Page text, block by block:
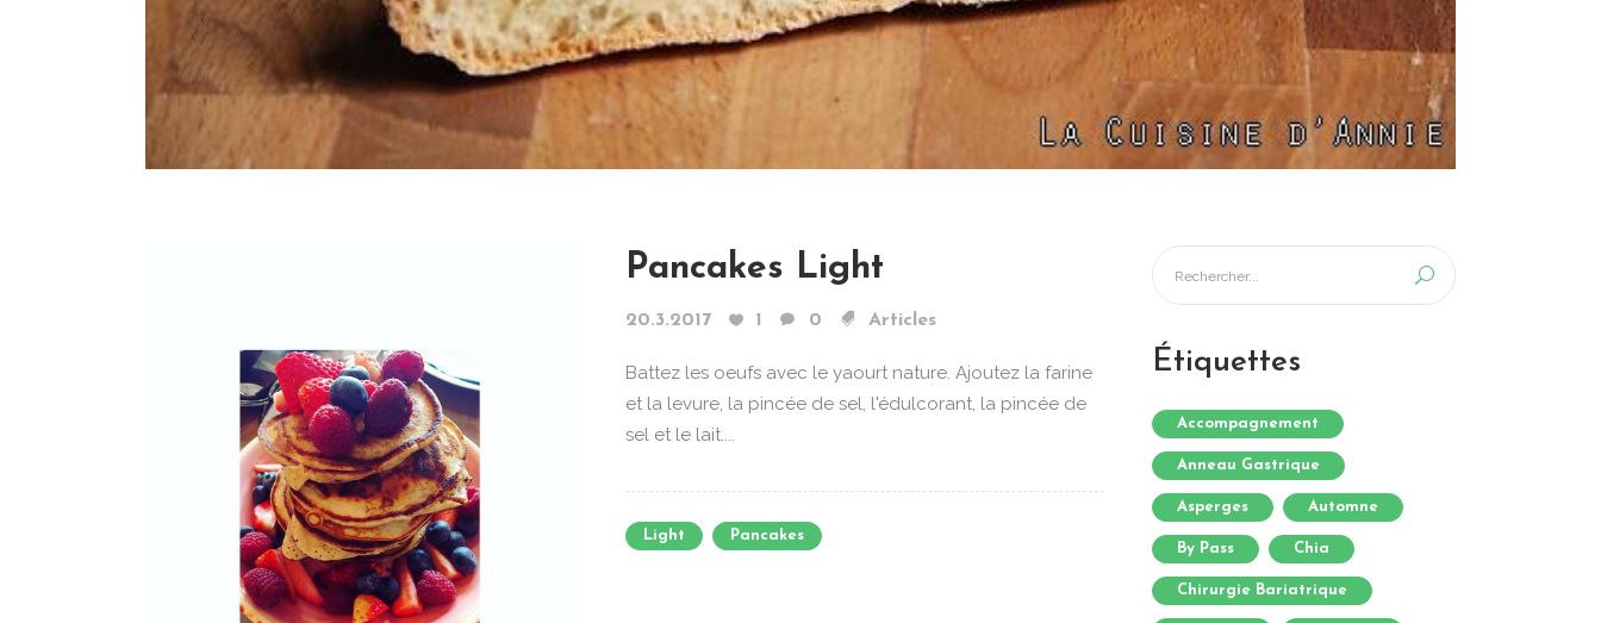
Pancakes Light
20.3.2017 1 0 Articles
Battez les oeufs avec le yaourt nature. Ajoutez la farine
et la levure, la pincée de sel, l'édulcorant, la pincée de
sel et le lait....
Light Pancakes
Étiquettes
Accompagnement
Anneau Gastrique
Asperges Automne
By Pass Chia
Chirurgie Bariatrique